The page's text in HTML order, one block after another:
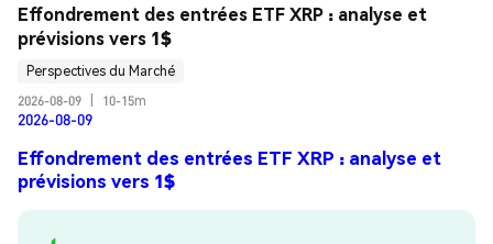
Effondrement des entrées ETF XRP : analyse et
prévisions vers 1$
Perspectives du Marché
2026-08-09
10-15m
2026-08-09
Effondrement des entrées ETF XRP : analyse et
prévisions vers 1$